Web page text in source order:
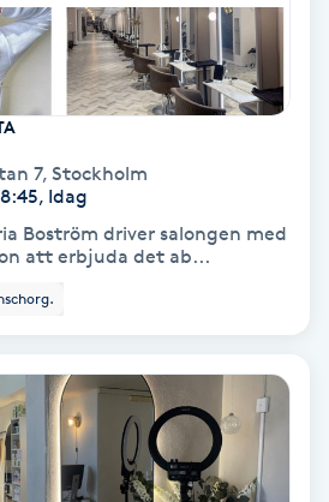
7, Stockholm
Idag
Boström driver salongen med
att erbjuda det ab...